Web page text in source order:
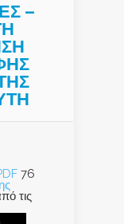
–
76
τις